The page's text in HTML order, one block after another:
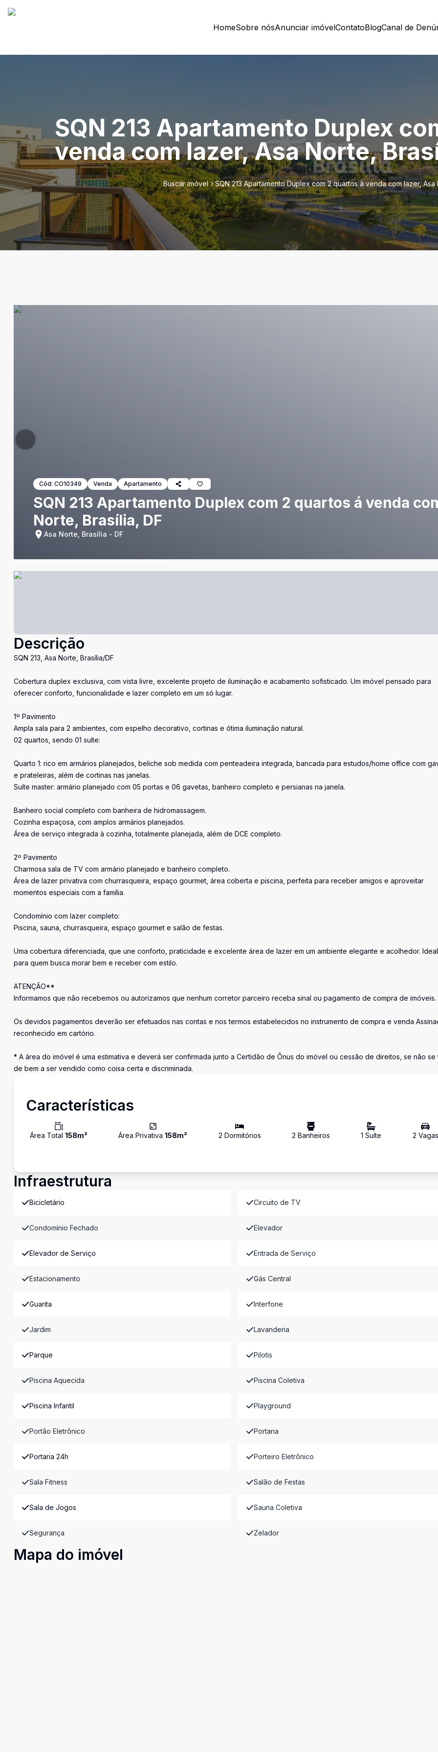
HomeSobre nósAnunciar imóvelContatoBlogCanal de
SQN 213 Apartamento Duplex
venda com lazer, Asa Norte,
Buscar imóvel SQN 213 Apartamento Duplex com 2 quartos á venda com lazer, Asa
Cód: CO10349 Venda Apartamento
SQN 213 Apartamento Duplex com 2 quartos á venda
Norte, Brasília, DF
Asa Norte, Brasília - DF
Descrição
SQN 213, Asa Norte, Brasília/DF
Cobertura duplex exclusiva, com vista livre, excelente projeto de iluminação e acabamento sofisticado. Um imóvel pensado para
oferecer conforto, funcionalidade e lazer completo em um só lugar.
1º Pavimento
Ampla sala para 2 ambientes, com espelho decorativo, cortinas e ótima iluminação natural.
02 quartos, sendo 01 suíte:
Quarto 1: rico em armários planejados, beliche sob medida com penteadeira integrada, bancada para estudos/home office com
e prateleiras, além de cortinas nas janelas.
Suíte master: armário planejado com 05 portas e 06 gavetas, banheiro completo e persianas na janela.
Banheiro social completo com banheira de hidromassagem.
Cozinha espaçosa, com amplos armários planejados.
Área de serviço integrada à cozinha, totalmente planejada, além de DCE completo.
2º Pavimento
Charmosa sala de TV com armário planejado e banheiro completo.
Área de lazer privativa com churrasqueira, espaço gourmet, área coberta e piscina, perfeita para receber amigos e aproveitar
momentos especiais com a família.
Condomínio com lazer completo:
Piscina, sauna, churrasqueira, espaço gourmet e salão de festas.
Uma cobertura diferenciada, que une conforto, praticidade e excelente área de lazer em um ambiente elegante e acolhedor. Ideal
para quem busca morar bem e receber com estilo.
ATENÇÃO**
Informamos que não recebemos ou autorizamos que nenhum corretor parceiro receba sinal ou pagamento de compra de imóveis.
Os devidos pagamentos deverão ser efetuados nas contas e nos termos estabelecidos no instrumento de compra e venda
reconhecido em cartório.
* A área do imóvel é uma estimativa e deverá ser confirmada junto a Certidão de Ônus do imóvel ou cessão de direitos, se não se
de bem a ser vendido como coisa certa e discriminada.
Características
Área Total 158m² Área Privativa158m² 2 Dormitórios 2 Banheiros 1 Suíte 2 Vagas
Infraestrutura
Bicicletário Circuito de TV
Condomínio Fechado Elevador
Elevador de Serviço Entrada de Serviço
Estacionamento Gás Central
Guarita Interfone
Jardim Lavanderia
Parque Pilotis
Piscina Aquecida Piscina Coletiva
Piscina Infantil Playground
Portão Eletrônico Portaria
Portaria 24h Porteiro Eletrônico
Sala Fitness Salão de Festas
Sala de Jogos Sauna Coletiva
Segurança Zelador
Mapa do imóvel